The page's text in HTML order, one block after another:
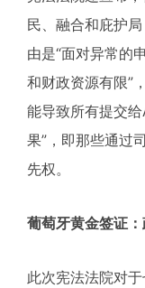
民、融合和庇护
由是“面对异常的
和财政资源有限”
能导致所有提交
果”，即那些通过
先权。
葡萄牙黄金签证
此次宪法法院对